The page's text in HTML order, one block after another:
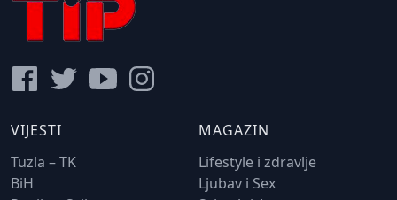
VIJESTI
Tuzla – TK
BiH
MAGAZIN
Lifestyle i zdravlje
Ljubav i Sex